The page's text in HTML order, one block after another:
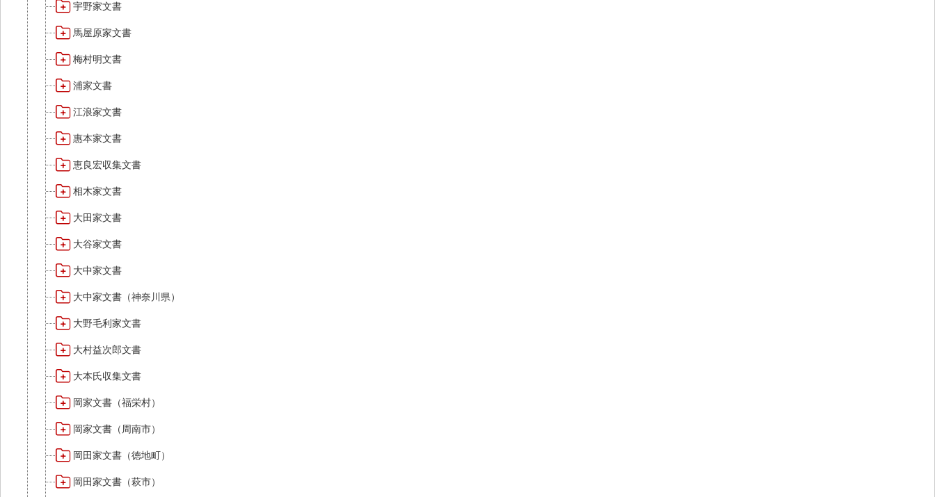
宇野家文書
馬屋原家文書
梅村明文書
浦家文書
江浪家文書
惠本家文書
恵良宏収集文書
相木家文書
大田家文書
大谷家文書
大中家文書
大中家文書（神奈川県）
大野毛利家文書
大村益次郎文書
大本氏収集文書
岡家文書（福栄村）
岡家文書（周南市）
岡田家文書（徳地町）
岡田家文書（萩市）